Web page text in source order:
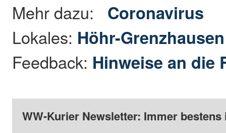
Mehr dazu: Coronavirus
Lokales: Höhr-
Feedback: Hinweise an die
WW-Kurier Newsletter: Immer